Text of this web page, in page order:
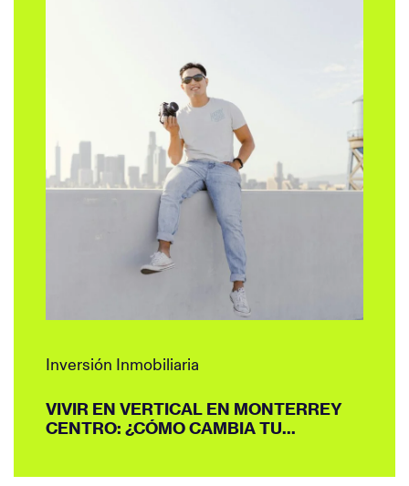
Inversión Inmobiliaria
VIVIR EN VERTICAL EN MONTERREY
CENTRO: ¿CÓMO CAMBIA TU...